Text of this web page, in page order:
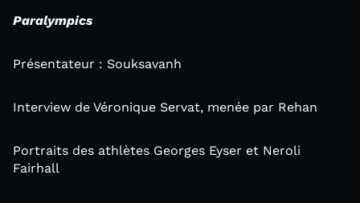
Paralympics
Présentateur : Souksavanh
Interview de Véronique Servat, menée par Rehan
Portraits des athlètes Georges Eyser et Neroli
Fairhall